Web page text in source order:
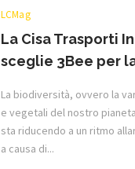
LCMag
La Cisa Trasporti
sceglie 3Bee per
La biodiversità, ovvero la
e vegetali del nostro
sta riducendo a un ritmo
a causa di...